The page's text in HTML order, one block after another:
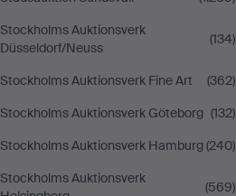
Stockholms Auktionsverk
Düsseldorf/Neuss
(134)
Stockholms Auktionsverk Fine Art
(362)
Stockholms Auktionsverk Göteborg (132)
Stockholms Auktionsverk Hamburg(240)
Stockholms Auktionsverk
(569)